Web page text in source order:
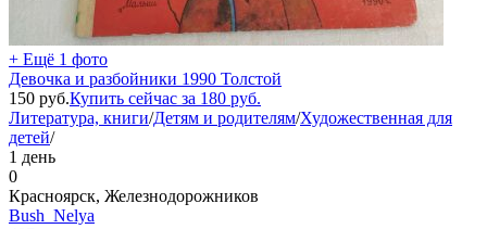
+ Ещё 1 фото
Девочка и разбойники 1990 Толстой
150 руб.Купить сейчас за 180 руб.
Литература, книги/Детям и родителям/Художественная для
детей/
1 день
0
Красноярск, Железнодорожников
Bush_Nelya